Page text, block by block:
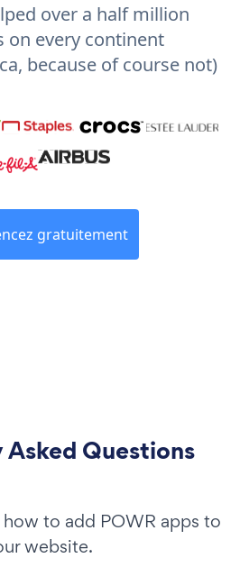
over a half million
on every continent
because of course not)
gratuitement
Questions
to add POWR apps to
website.